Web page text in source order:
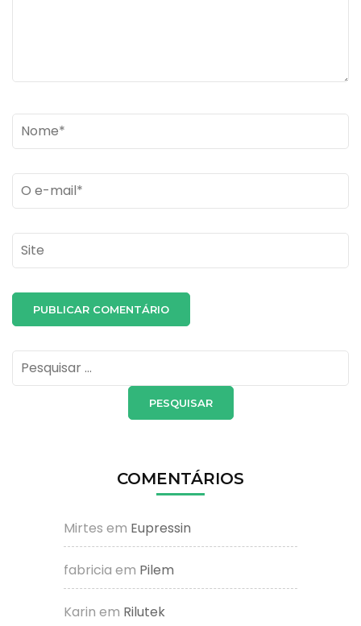
Name*
Email *
Site
Pesquisar
por:
COMENTÁRIOS
Mirtes em Eupressin
fabricia em Pilem
Karin em Rilutek